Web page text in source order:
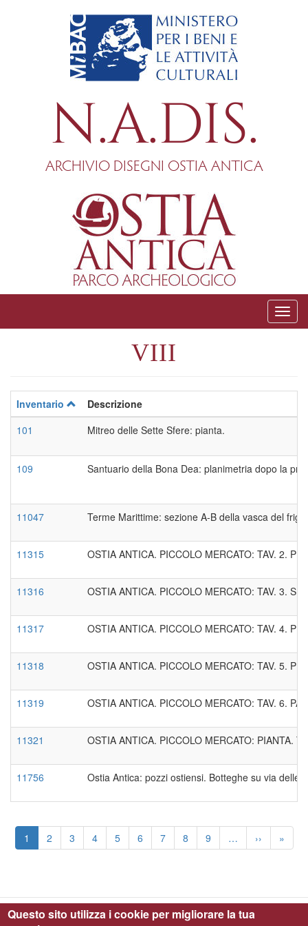
N.A.DIS.
ARCHIVIO DISEGNI OSTIA ANTICA
VIII
Inventario
Descrizione
101
Mitreo delle Sette Sfere: pianta.
109 Santuario della Bona Dea: planimetria dopo la
11047 Terme Marittime: sezione A-B della vasca del
11315 OSTIA ANTICA. PICCOLO MERCATO: TAV. 2.
11316 OSTIA ANTICA. PICCOLO MERCATO: TAV. 3.
11317 OSTIA ANTICA. PICCOLO MERCATO: TAV. 4.
11318 OSTIA ANTICA. PICCOLO MERCATO: TAV. 5.
11319 OSTIA ANTICA. PICCOLO MERCATO: TAV. 6.
11321 OSTIA ANTICA. PICCOLO MERCATO: PIANTA.
11756 Ostia Antica: pozzi ostiensi. Botteghe su via delle
Paginazione
Pagina
attuale
1 Page
2 Page
3 Page
4 Page
5 Page
6 Page
7 Page
8 Page
9 …
Pagina
successiva
››
Ultima
pagina
»
Questo sito utilizza i cookie per migliorare la tua